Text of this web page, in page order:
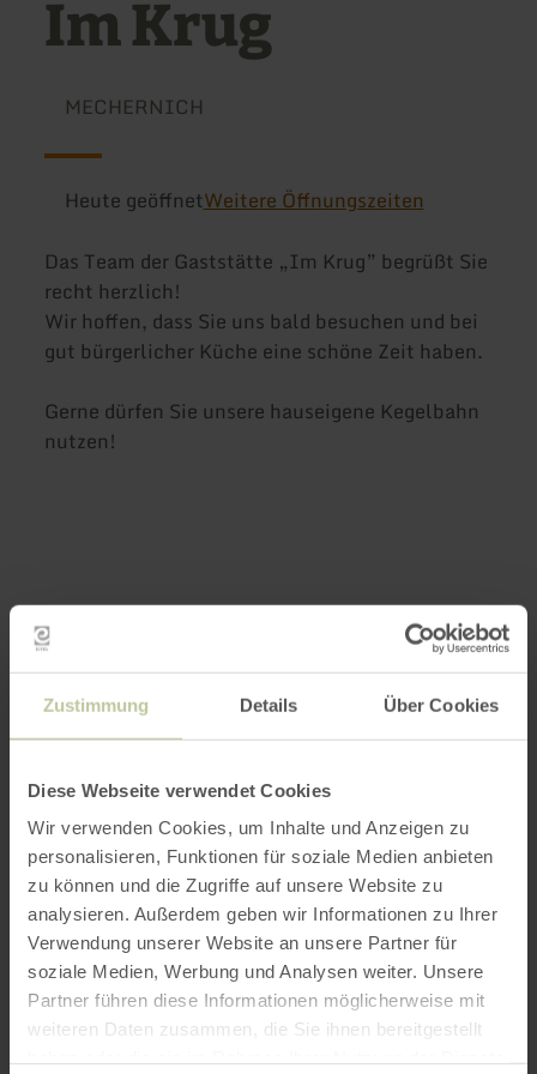
Zustimmung Details Über Cookies
Diese Webseite verwendet Cookies
Wir verwenden Cookies, um Inhalte und Anzeigen zu
personalisieren, Funktionen für soziale Medien anbieten
zu können und die Zugriffe auf unsere Website zu
analysieren. Außerdem geben wir Informationen zu Ihrer
Verwendung unserer Website an unsere Partner für
soziale Medien, Werbung und Analysen weiter. Unsere
Partner führen diese Informationen möglicherweise mit
weiteren Daten zusammen, die Sie ihnen bereitgestellt
Im Krug
MECHERNICH
Heute geöffnetWeitere Öffnungszeiten
Das Team der Gaststätte „Im Krug” begrüßt Sie
recht herzlich!
Wir hoffen, dass Sie uns bald besuchen und bei
gut bürgerlicher Küche eine schöne Zeit haben.
Gerne dürfen Sie unsere hauseigene Kegelbahn
nutzen!
Weitere Infos
Öffnungszeiten
Merkmale / Besonderheiten
Kategorien
Impressionen